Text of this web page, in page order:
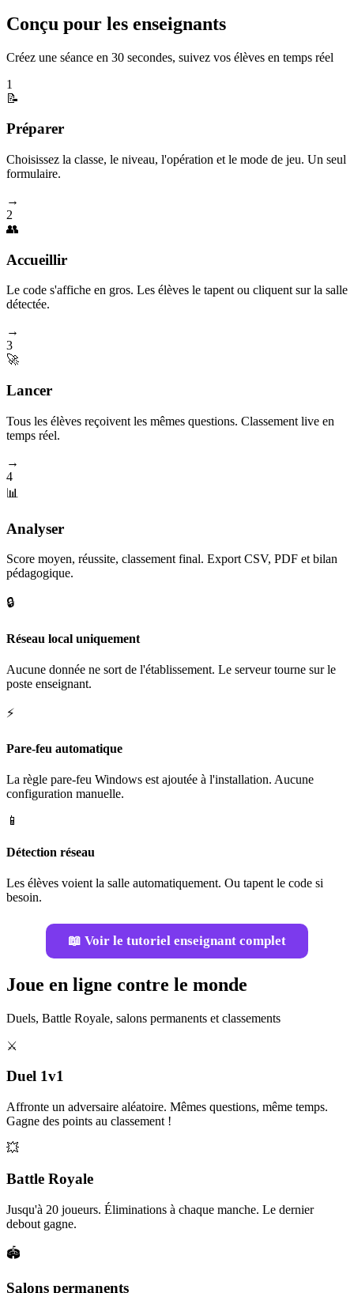
Conçu pour les enseignants
Créez une séance en 30 secondes, suivez vos élèves en temps réel
1
📝
Préparer
Choisissez la classe, le niveau, l'opération et le mode de jeu. Un seul
formulaire.
→
2
👥
Accueillir
Le code s'affiche en gros. Les élèves le tapent ou cliquent sur la salle
détectée.
→
3
🚀
Lancer
Tous les élèves reçoivent les mêmes questions. Classement live en
temps réel.
→
4
📊
Analyser
Score moyen, réussite, classement final. Export CSV, PDF et bilan
pédagogique.
🔒
Réseau local uniquement
Aucune donnée ne sort de l'établissement. Le serveur tourne sur le
poste enseignant.
⚡
Pare-feu automatique
La règle pare-feu Windows est ajoutée à l'installation. Aucune
configuration manuelle.
📱
Détection réseau
Les élèves voient la salle automatiquement. Ou tapent le code si
besoin.
📖 Voir le tutoriel enseignant complet
Joue en ligne contre le monde
Duels, Battle Royale, salons permanents et classements
⚔️
Duel 1v1
Affronte un adversaire aléatoire. Mêmes questions, même temps.
Gagne des points au classement !
💥
Battle Royale
Jusqu'à 20 joueurs. Éliminations à chaque manche. Le dernier
debout gagne.
🏟️
Salons permanents